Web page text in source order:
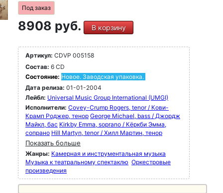
Под заказ
8908 руб. В корзину
Артикул: CDVP 005158
Состав: 6 CD
Состояние: Новое. Заводская упаковка.
Дата релиза: 01-01-2004
Лейбл: Universal Music Group International (UMGI)
Исполнители: Covey-Crump Rogers, tenor / Кови-
Крамп Роджер, тенор George Michael, bass / Джордж
Майкл, бас Kirkby Emma, soprano / Кёркби Эмма,
сопрано Hill Martyn, tenor / Хилл Мартин, тенор
Показать больше
Жанры: Камерная и инструментальная музыка
Музыка к театральному спектаклю Оркестровые
произведения